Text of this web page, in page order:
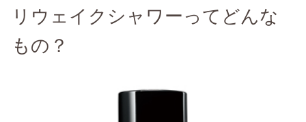
リウェイクシャワーってどんな
もの？